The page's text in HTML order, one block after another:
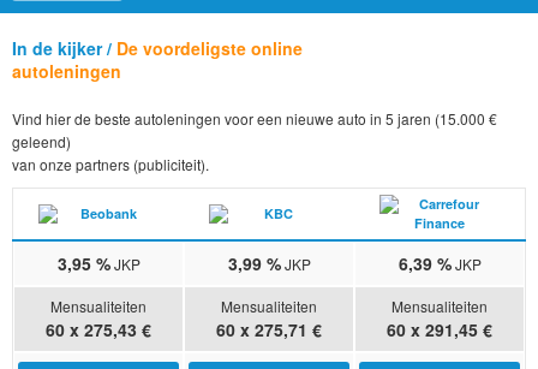
In de kijker / De voordeligste online
autoleningen
Vind hier de beste autoleningen voor een nieuwe auto in 5 jaren (15.000 €
geleend)
van onze partners (publiciteit).
3,95 %JKP 3,99 %JKP 6,39 %JKP
Mensualiteiten
60 x 275,43 €
Mensualiteiten
60 x 275,71 €
Mensualiteiten
60 x 291,45 €